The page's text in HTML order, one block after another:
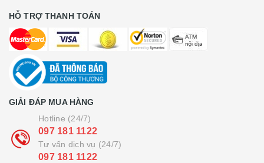
HỖ TRỢ THANH TOÁN
GIẢI ĐÁP MUA HÀNG
Hotline (24/7)
097 181 1122
Tư vấn dịch vụ (24/7)
097 181 1122